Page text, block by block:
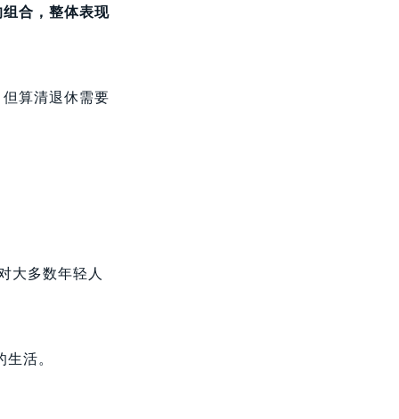
合，整体表现
算清退休需要
大多数年轻人
活。